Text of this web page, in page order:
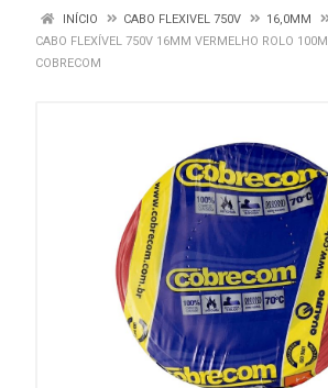
INÍCIO CABO FLEXIVEL 750V
16,0MM
CABO FLEXÍVEL 750V 16MM VERMELHO ROLO 100M
COBRECOM